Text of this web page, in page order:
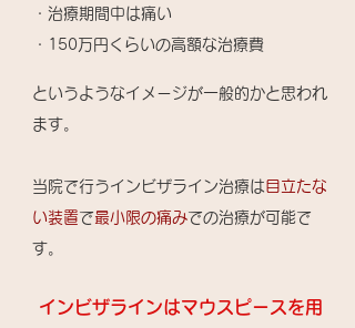
・治療期間中は痛い
​・150万円くらいの高額な治療費
というようなイメージが一般的かと思われ
ます。
​当院で行うインビザライン治療は 目立たな
い装置で最小限の痛みでの治療が可能で
す。
​インビザラインはマウスピースを用